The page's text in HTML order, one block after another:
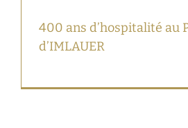
400 ans d’hospitalité au
d’IMLAUER